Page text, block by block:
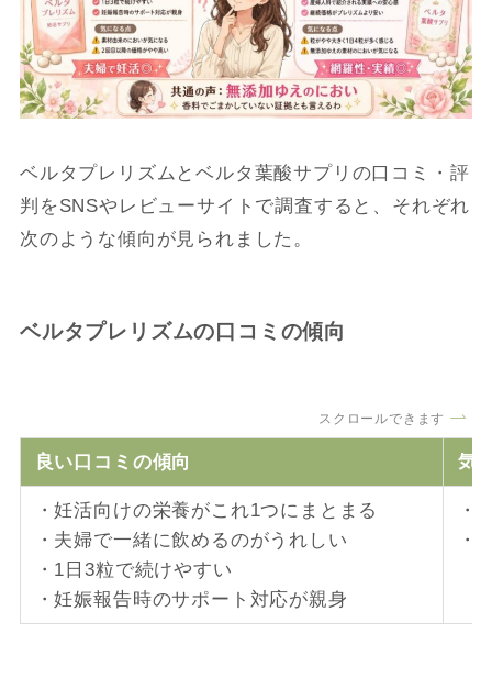
ベルタプレリズムとベルタ葉酸サプリの口コミ・評
判をSNSやレビューサイトで調査すると、それぞれ
次のような傾向が見られました。
ベルタプレリズムの口コミの傾向
スクロールできます
良い口コミの傾向 気
・妊活向けの栄養がこれ1つにまとまる
・夫婦で一緒に飲めるのがうれしい
・1日3粒で続けやすい
・妊娠報告時のサポート対応が親身
・
・